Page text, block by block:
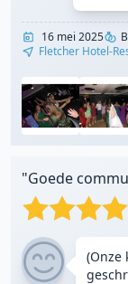
16 mei 2025
Fletcher Hotel-
"Goede
(Onze